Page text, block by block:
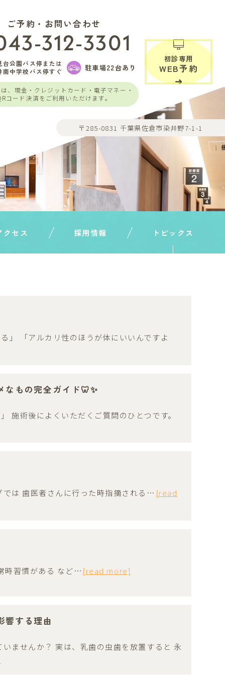
ご予約・お問い合わせ
312-3301
台公園バス停または
南中学校バス停すぐ
駐車場22台あり
、現金・クレジットカード・電子マネー・
コード決済をご利用いただけます。
初診専用
WEB予約
〒285-0831 千葉県佐倉市染井野7-1-1
クセス 採用情報 トピックス
」 「アルカリ性のほうが体にいいんですよ
なもの完全ガイド🦷✨
施術後によくいただくご質問のひとつです。
は 歯医者さんに行った時指摘される… [read
時習慣がある など… [read more]
響する理由
ませんか？ 実は、乳歯の虫歯を放置すると 永